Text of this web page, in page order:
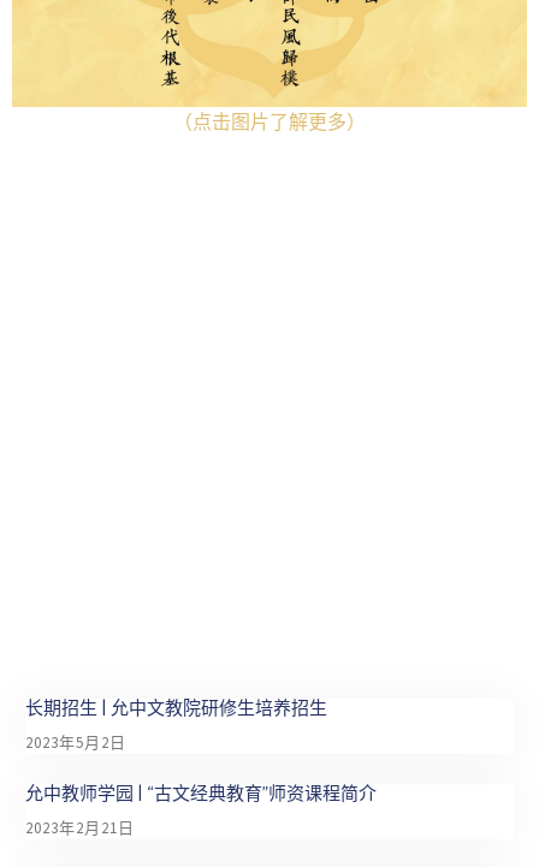
（点击图片了解更多）
长期招生 | 允中文教院研修生培养招生
2023年5月2日
允中教师学园 | “古文经典教育”师资课程简介
2023年2月21日